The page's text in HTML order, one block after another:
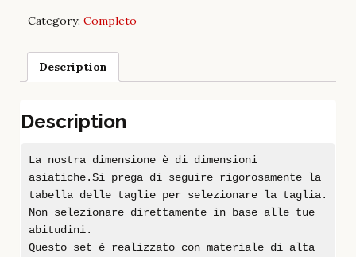
Category: Completo
Description
Description
La nostra dimensione è di dimensioni
asiatiche.Si prega di seguire rigorosamente la
tabella delle taglie per selezionare la taglia.
Non selezionare direttamente in base alle tue
abitudini.
Questo set è realizzato con materiale di alta